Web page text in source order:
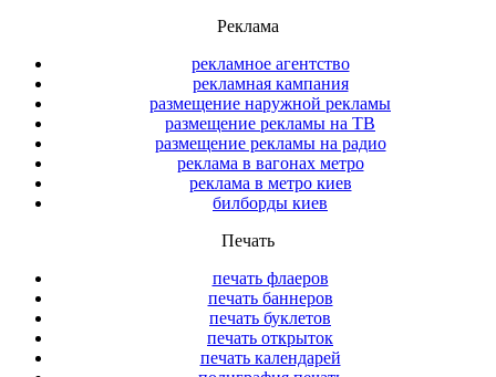
Реклама
рекламное агентство
рекламная кампания
размещение наружной рекламы
размещение рекламы на ТВ
размещение рекламы на радио
реклама в вагонах метро
реклама в метро киев
билборды киев
Печать
печать флаеров
печать баннеров
печать буклетов
печать открыток
печать календарей